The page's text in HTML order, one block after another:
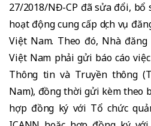
27/2018/NĐ-CP đã sửa đổi, bổ
hoạt động cung cấp dịch vụ
Việt Nam. Theo đó, Nhà
Việt Nam phải gửi báo cáo
Thông tin và Truyền thông
Nam), đồng thời gửi kèm theo
hợp đồng ký với Tổ chức